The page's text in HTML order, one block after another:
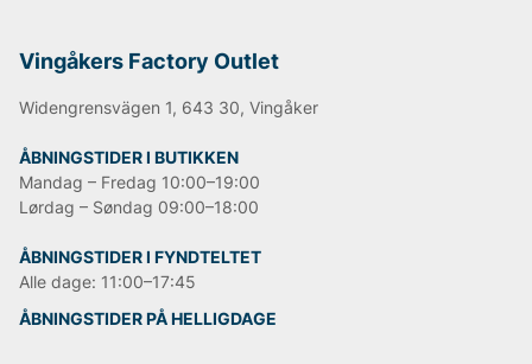
Vingåkers Factory Outlet
Widengrensvägen 1, 643 30, Vingåker
ÅBNINGSTIDER I BUTIKKEN
Mandag – Fredag 10:00–19:00
Lørdag – Søndag 09:00–18:00
ÅBNINGSTIDER I FYNDTELTET
Alle dage: 11:00–17:45
ÅBNINGSTIDER PÅ HELLIGDAGE